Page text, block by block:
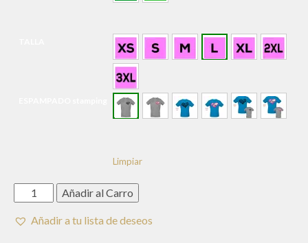
Limpiar
CAMISETA
Personalizada
MANGA
Añadir al Carro
Añadir a tu lista de deseos